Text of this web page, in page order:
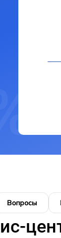
Вопросы